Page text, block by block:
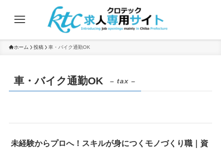
ホーム 投稿 車・バイク通勤OK
車・バイク通勤OK – tax –
未経験からプロへ！スキルが身につくモノづくり職｜資